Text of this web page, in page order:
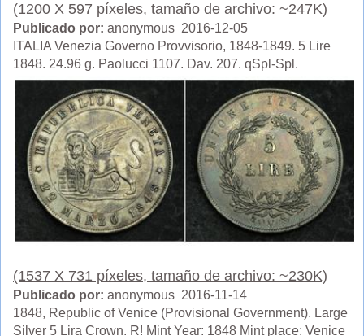
(1200 X 597 píxeles, tamaño de archivo: ~247K)
Publicado por: anonymous 2016-12-05
ITALIA Venezia Governo Provvisorio, 1848-1849. 5 Lire
1848. 24.96 g. Paolucci 1107. Dav. 207. qSpl-Spl.
(1537 X 731 píxeles, tamaño de archivo: ~230K)
Publicado por: anonymous 2016-11-14
1848, Republic of Venice (Provisional Government). Large
Silver 5 Lira Crown. R! Mint Year: 1848 Mint place: Venice